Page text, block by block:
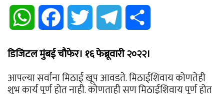
WhatsApp Facebook Twitter Telegram
डिजिटल मुंबई चौफेर। १६ फेब्रूवारी २०२२।
आपल्या सर्वांना मिठाई खूप आवडते. मिठाईशिवाय कोणतेही
शुभ कार्य पूर्ण होत नाही. कोणताही सण मिठाईशिवाय पूर्ण होत